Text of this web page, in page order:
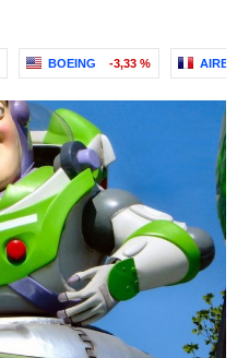
BOEING -3,33 %